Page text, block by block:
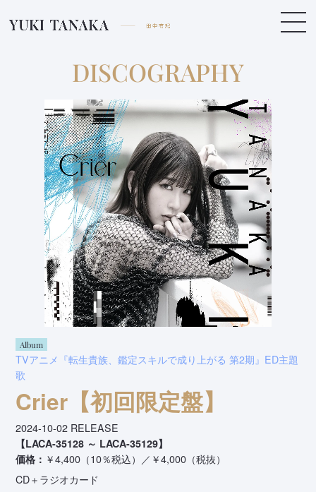
DISCOGRAPHY
Album
TVアニメ『転生貴族、鑑定スキルで成り上がる 第2期』ED主題
歌
Crier【初回限定盤】
2024-10-02 RELEASE
【LACA-35128 ～ LACA-35129】
価格： ￥4,400（10％税込）／￥4,000（税抜）
CD＋ラジオカード